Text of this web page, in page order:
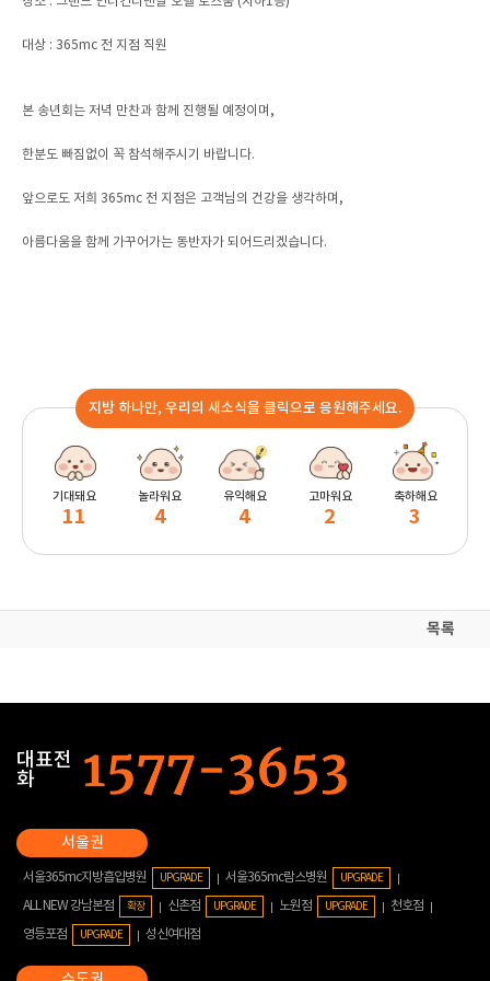
대상 : 365mc 전 지점 직원
본 송년회는 저녁 만찬과 함께 진행될 예정이며,
한분도 빠짐없이 꼭 참석해주시기 바랍니다.
앞으로도 저희 365mc 전 지점은 고객님의 건강을 생각하며,
아름다움을 함께 가꾸어가는 동반자가 되어드리겠습니다.
지방 하나만, 우리의 새소식을 클릭으로 응원해주세요.
기대돼요
11
놀라워요
4
유익해요
4
고마워요
2
축하해요
3
목록
대표전
화
서울365mc지방흡입병원 UPGRADE 서울365mc람스병원 UPGRADE
ALL NEW 강남본점 확장 신촌점 UPGRADE 노원점 UPGRADE
천호점
영등포점
UPGRADE 성신여대점